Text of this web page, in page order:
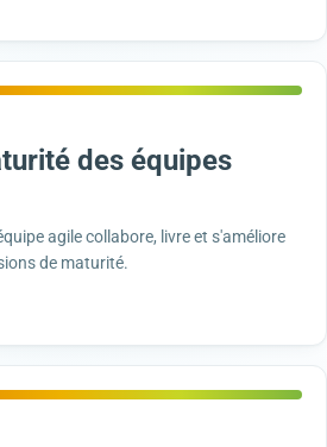
des équipes
agile collabore, livre et s'améliore
de maturité.